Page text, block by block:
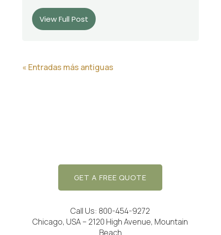
View Full Post
« Entradas más antiguas
GET A FREE QUOTE
Call Us: 800-454-9272
Chicago, USA – 2120 High Avenue, Mountain
Beach